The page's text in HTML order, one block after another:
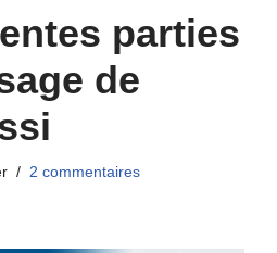
parties
de
2 commentaires